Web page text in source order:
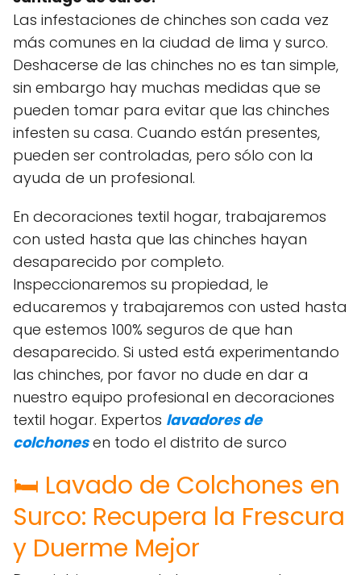
Las infestaciones de chinches son cada vez
más comunes en la ciudad de lima y surco.
Deshacerse de las chinches no es tan simple,
sin embargo hay muchas medidas que se
pueden tomar para evitar que las chinches
infesten su casa. Cuando están presentes,
pueden ser controladas, pero sólo con la
ayuda de un profesional.
En decoraciones textil hogar, trabajaremos
con usted hasta que las chinches hayan
desaparecido por completo.
Inspeccionaremos su propiedad, le
educaremos y trabajaremos con usted hasta
que estemos 100% seguros de que han
desaparecido. Si usted está experimentando
las chinches, por favor no dude en dar a
nuestro equipo profesional en decoraciones
textil hogar. Expertos lavadores de
colchonesen todo el distrito de surco
🛏️ Lavado de Colchones en
Surco: Recupera la Frescura
y Duerme Mejor